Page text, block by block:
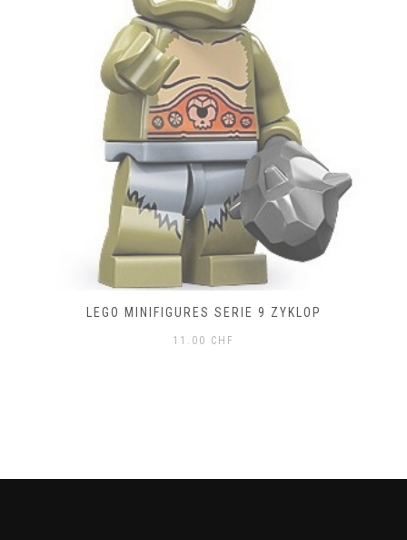
LEGO MINIFIGURES SERIE 9 ZYKLOP
11.00 CHF